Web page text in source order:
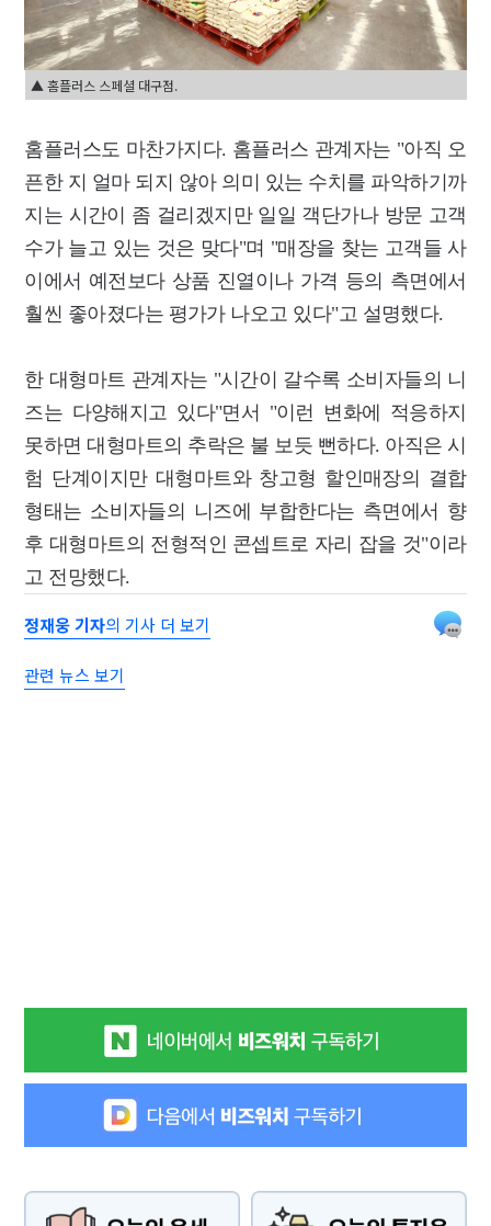
▲ 홈플러스 스페셜 대구점.
홈플러스도 마찬가지다. 홈플러스 관계자는 "아직 오
픈한 지 얼마 되지 않아 의미 있는 수치를 파악하기까
지는 시간이 좀 걸리겠지만 일일 객단가나 방문 고객
수가 늘고 있는 것은 맞다"며 "매장을 찾는 고객들 사
이에서 예전보다 상품 진열이나 가격 등의 측면에서
훨씬 좋아졌다는 평가가 나오고 있다"고 설명했다.
한 대형마트 관계자는 "시간이 갈수록 소비자들의 니
즈는 다양해지고 있다"면서 "이런 변화에 적응하지
못하면 대형마트의 추락은 불 보듯 뻔하다. 아직은 시
험 단계이지만 대형마트와 창고형 할인매장의 결합
형태는 소비자들의 니즈에 부합한다는 측면에서 향
후 대형마트의 전형적인 콘셉트로 자리 잡을 것"이라
고 전망했다.
정재웅 기자의 기사 더 보기
관련 뉴스 보기